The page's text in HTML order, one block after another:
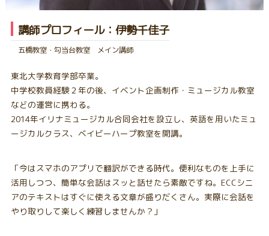
講師プロフィール：伊勢千佳子
五橋教室・勾当台教室 メイン講師
東北大学教育学部卒業。
中学校教員経験２年の後、イベント企画制作・ミュージカル教室
などの運営に携わる。
2014年イリナミュージカル合同会社を設立し、英語を用いたミュ
ージカルクラス、ベイビーハープ教室を開講。
「今はスマホのアプリで翻訳ができる時代。便利なものを上手に
活用しつつ、簡単な会話はスッと話せたら素敵ですね。ECCシニ
アのテキストはすぐに使える文章が盛りだくさん。実際に会話を
やり取りして楽しく練習しませんか？」